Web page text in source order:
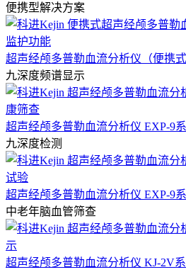
便携型解决方案
超声经颅多普勒血流分析仪（便携
九深度频谱显示
超声经颅多普勒血流分析仪 EXP-9
九深度检测
超声经颅多普勒血流分析仪 EXP-9
中老年脑血管筛查
超声经颅多普勒血流分析仪 KJ-2V系